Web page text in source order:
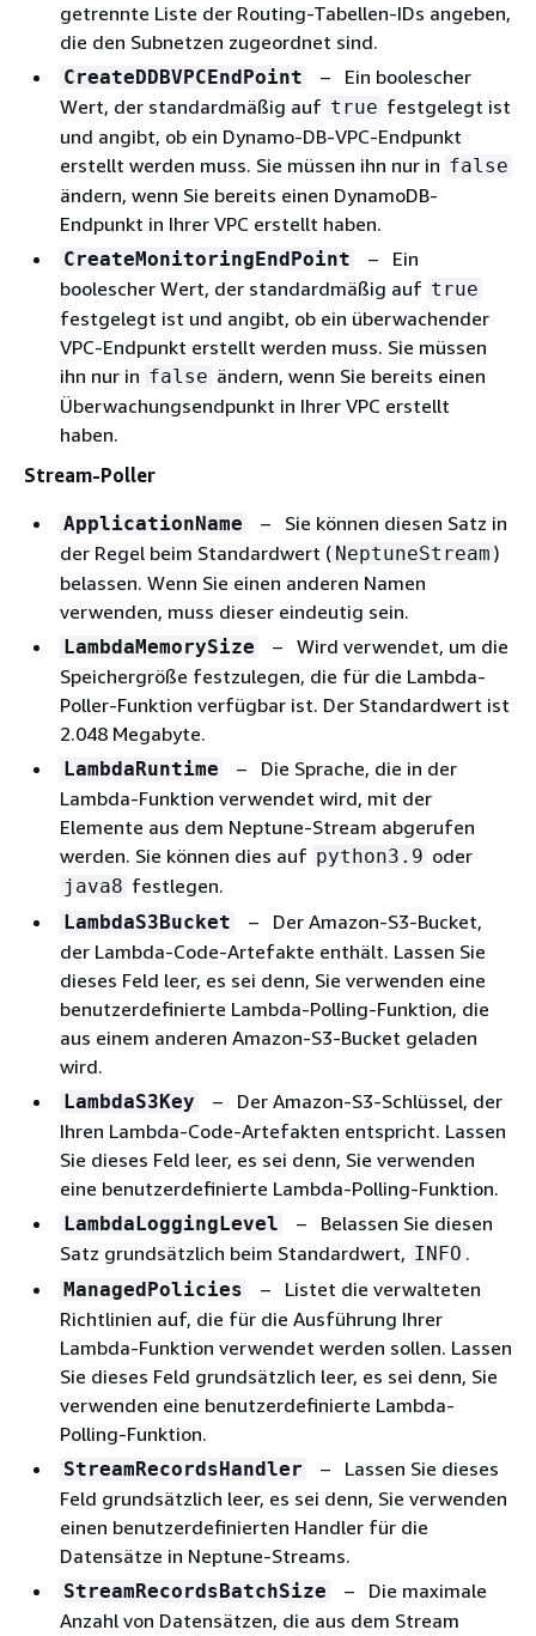
getrennte Liste der Routing-Tabellen-IDs angeben,
die den Subnetzen zugeordnet sind.
CreateDDBVPCEndPoint
– Ein boolescher
Wert, der standardmäßig auf true festgelegt ist
und angibt, ob ein Dynamo-DB-VPC-Endpunkt
erstellt werden muss. Sie müssen ihn nur in false
ändern, wenn Sie bereits einen DynamoDB-
Endpunkt in Ihrer VPC erstellt haben.
CreateMonitoringEndPoint
– Ein
boolescher Wert, der standardmäßig auf true
festgelegt ist und angibt, ob ein überwachender
VPC-Endpunkt erstellt werden muss. Sie müssen
ihn nur in false ändern, wenn Sie bereits einen
Überwachungsendpunkt in Ihrer VPC erstellt
haben.
Stream-Poller
ApplicationName
– Sie können diesen Satz in
der Regel beim Standardwert ( NeptuneStream )
belassen. Wenn Sie einen anderen Namen
verwenden, muss dieser eindeutig sein.
LambdaMemorySize
– Wird verwendet, um die
Speichergröße festzulegen, die für die Lambda-
Poller-Funktion verfügbar ist. Der Standardwert ist
2.048 Megabyte.
LambdaRuntime
– Die Sprache, die in der
Lambda-Funktion verwendet wird, mit der
Elemente aus dem Neptune-Stream abgerufen
werden. Sie können dies auf python3.9 oder
java8 festlegen.
LambdaS3Bucket
– Der Amazon-S3-Bucket,
der Lambda-Code-Artefakte enthält. Lassen Sie
dieses Feld leer, es sei denn, Sie verwenden eine
benutzerdefinierte Lambda-Polling-Funktion, die
aus einem anderen Amazon-S3-Bucket geladen
wird.
LambdaS3Key
– Der Amazon-S3-Schlüssel, der
Ihren Lambda-Code-Artefakten entspricht. Lassen
Sie dieses Feld leer, es sei denn, Sie verwenden
eine benutzerdefinierte Lambda-Polling-Funktion.
LambdaLoggingLevel
– Belassen Sie diesen
Satz grundsätzlich beim Standardwert, INFO .
ManagedPolicies
– Listet die verwalteten
Richtlinien auf, die für die Ausführung Ihrer
Lambda-Funktion verwendet werden sollen. Lassen
Sie dieses Feld grundsätzlich leer, es sei denn, Sie
verwenden eine benutzerdefinierte Lambda-
Polling-Funktion.
StreamRecordsHandler
– Lassen Sie dieses
Feld grundsätzlich leer, es sei denn, Sie verwenden
einen benutzerdefinierten Handler für die
Datensätze in Neptune-Streams.
StreamRecordsBatchSize
– Die maximale
Anzahl von Datensätzen, die aus dem Stream